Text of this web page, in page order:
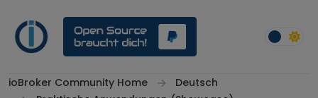
ioBroker Community Home
Deutsch